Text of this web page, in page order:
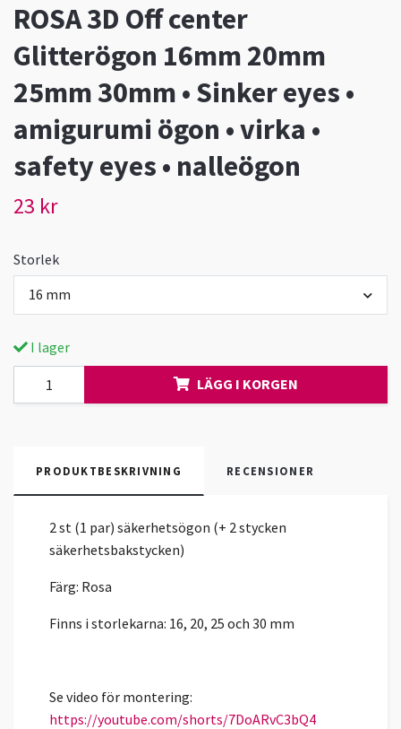
ROSA 3D Off center
Glitterögon 16mm 20mm
25mm 30mm • Sinker eyes •
amigurumi ögon • virka •
safety eyes • nalleögon
23 kr
Storlek
16 mm
I lager
LÄGG I KORGEN
PRODUKTBESKRIVNING RECENSIONER
2 st (1 par) säkerhetsögon (+ 2 stycken
säkerhetsbakstycken)
Färg: Rosa
Finns i storlekarna: 16, 20, 25 och 30 mm
Se video för montering:
https://youtube.com/shorts/7DoARvC3bQ4